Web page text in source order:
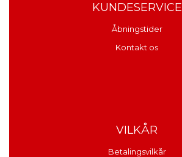
KUNDESERVICE
Åbningstider
Kontakt os
VILKÅR
Betalingsvilkår